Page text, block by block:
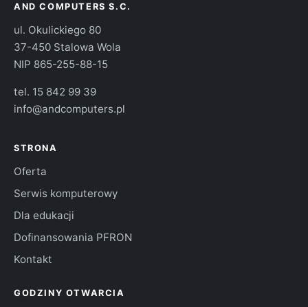
AND COMPUTERS S.C.
ul. Okulickiego 80
37-450 Stalowa Wola
NIP 865-255-88-15
tel. 15 842 99 39
info@andcomputers.pl
STRONA
Oferta
Serwis komputerowy
Dla edukacji
Dofinansowania PFRON
Kontakt
GODZINY OTWARCIA